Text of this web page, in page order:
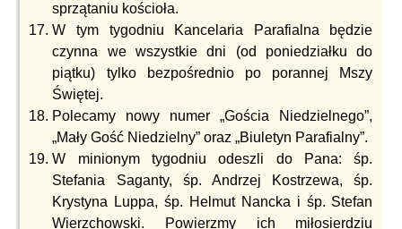
sprzątaniu kościoła.
W tym tygodniu Kancelaria Parafialna będzie
czynna we wszystkie dni (od poniedziałku do
piątku) tylko bezpośrednio po porannej Mszy
Świętej.
Polecamy nowy numer „Gościa Niedzielnego”,
„Mały Gość Niedzielny” oraz „Biuletyn Parafialny”.
W minionym tygodniu odeszli do Pana: śp.
Stefania Saganty, śp. Andrzej Kostrzewa, śp.
Krystyna Luppa, śp. Helmut Nancka i śp. Stefan
Wierzchowski. Powierzmy ich miłosierdziu